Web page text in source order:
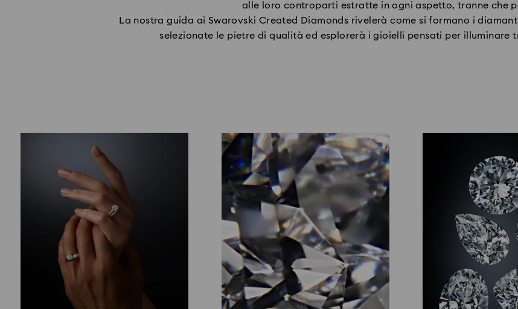
alle loro controparti estratte in ogni aspetto, tranne che
La nostra guida ai Swarovski Created Diamonds rivelerà come si formano i
selezionate le pietre di qualità ed esplorerà i gioielli pensati per illuminare